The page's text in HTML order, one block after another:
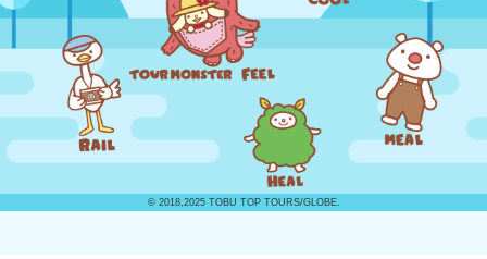
© 2018,2025 TOBU TOP TOURS/GLOBE.